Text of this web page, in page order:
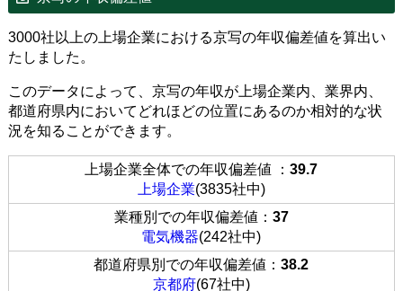
3000社以上の上場企業における京写の年収偏差値を算出い
たしました。
このデータによって、京写の年収が上場企業内、業界内、
都道府県内においてどれほどの位置にあるのか相対的な状
況を知ることができます。
上場企業全体での年収偏差値 ：39.7
上場企業(3835社中)
業種別での年収偏差値： 37
電気機器(242社中)
都道府県別での年収偏差値：38.2
京都府(67社中)